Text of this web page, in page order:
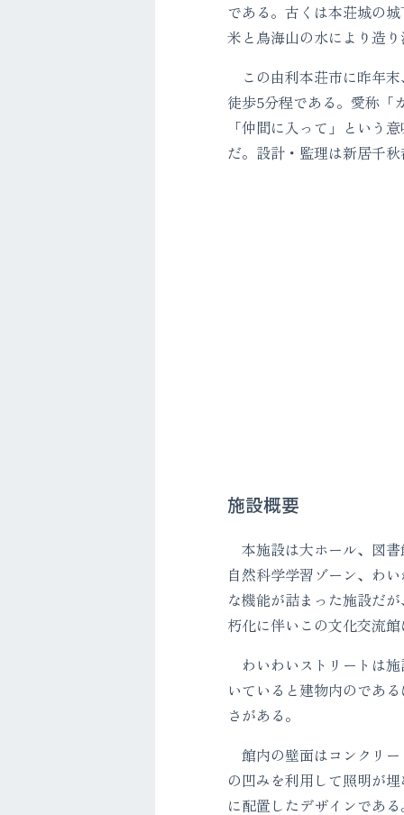
である。古くは本荘城の
米と鳥海山の水により造
この由利本荘市に昨年
徒歩5分程である。愛称「
「仲間に入って」という
だ。設計・監理は新居千
施設概要
本施設は大ホール、図
自然科学学習ゾーン、わ
な機能が詰まった施設だ
朽化に伴いこの文化交流
わいわいストリートは
いていると建物内のであ
さがある。
館内の壁面はコンクリ
の凹みを利用して照明が
に配置したデザインであ